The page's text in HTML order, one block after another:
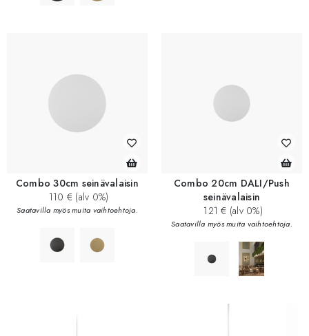
Combo 30cm seinävalaisin
110 € (alv 0%)
Saatavilla myös muita vaihtoehtoja.
Combo 20cm DALI/Push
seinävalaisin
121 € (alv 0%)
Saatavilla myös muita vaihtoehtoja.